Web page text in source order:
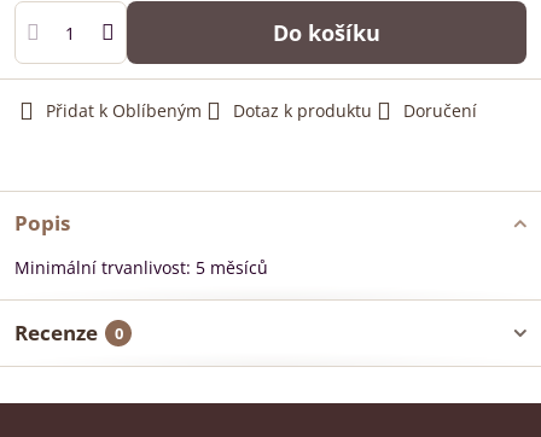
Do košíku
Přidat k Oblíbeným Dotaz k produktu Doručení
Popis
Minimální trvanlivost: 5 měsíců
Recenze 0